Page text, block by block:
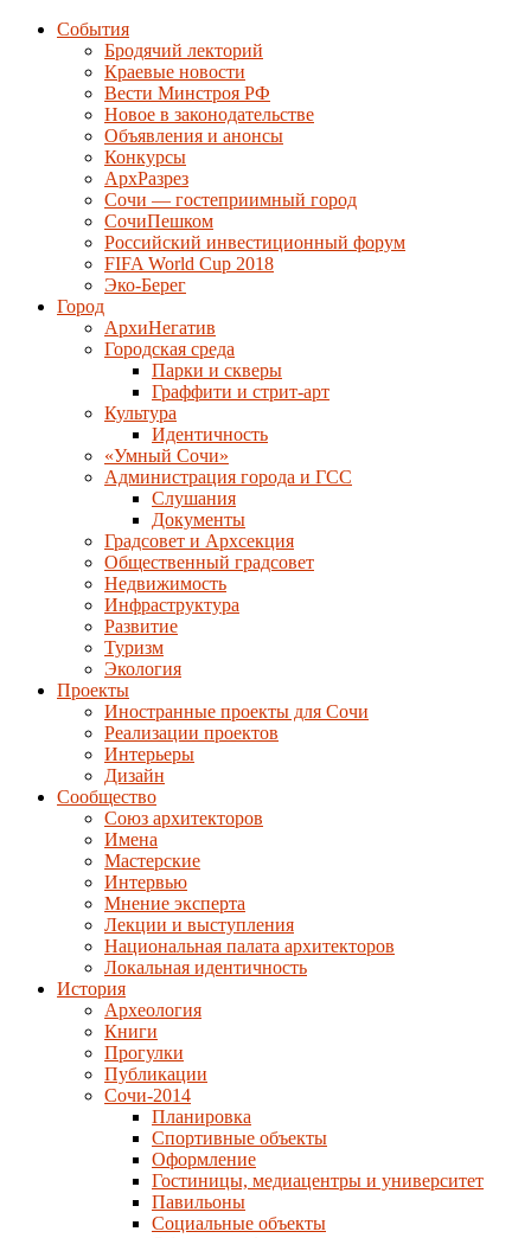
События
Бродячий лекторий
Краевые новости
Вести Минстроя РФ
Новое в законодательстве
Объявления и анонсы
Конкурсы
АрхРазрез
Сочи — гостеприимный город
СочиПешком
Российский инвестиционный форум
FIFA World Cup 2018
Эко-Берег
Город
АрхиНегатив
Городская среда
Парки и скверы
Граффити и стрит-арт
Культура
Идентичность
«Умный Сочи»
Администрация города и ГСС
Слушания
Документы
Градсовет и Архсекция
Общественный градсовет
Недвижимость
Инфраструктура
Развитие
Туризм
Экология
Проекты
Иностранные проекты для Сочи
Реализации проектов
Интерьеры
Дизайн
Сообщество
Союз архитекторов
Имена
Мастерские
Интервью
Мнение эксперта
Лекции и выступления
Национальная палата архитекторов
Локальная идентичность
История
Археология
Книги
Прогулки
Публикации
Сочи-2014
Планировка
Спортивные объекты
Оформление
Гостиницы, медиацентры и университет
Павильоны
Социальные объекты